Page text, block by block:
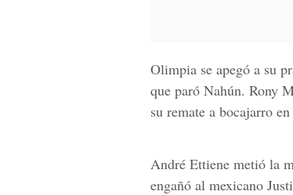
Olimpia se apegó a su
que paró Nahún. Rony
su remate a bocajarro
André Ettiene metió la
engañó al mexicano